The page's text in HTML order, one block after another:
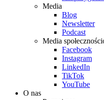
Media
Blog
Newsletter
Podcast
Media
Facebook
Instagram
LinkedIn
TikTok
YouTube
O nas